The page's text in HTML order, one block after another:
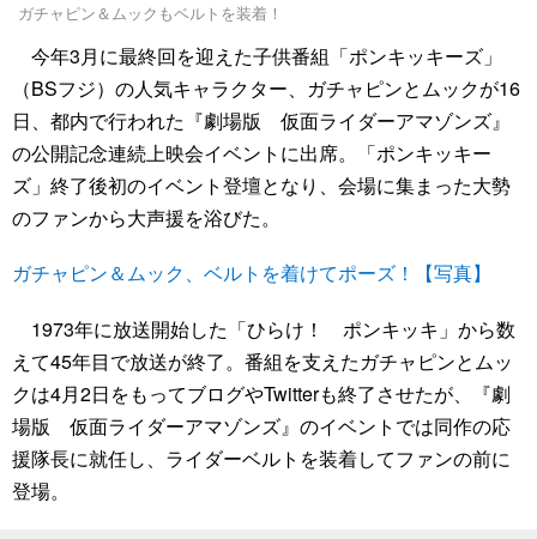
ガチャピン＆ムックもベルトを装着！
今年3月に最終回を迎えた子供番組「ポンキッキーズ」
（BSフジ）の人気キャラクター、ガチャピンとムックが16
日、都内で行われた『劇場版 仮面ライダーアマゾンズ』
の公開記念連続上映会イベントに出席。「ポンキッキー
ズ」終了後初のイベント登壇となり、会場に集まった大勢
のファンから大声援を浴びた。
ガチャピン＆ムック、ベルトを着けてポーズ！【写真】
1973年に放送開始した「ひらけ！ ポンキッキ」から数
えて45年目で放送が終了。番組を支えたガチャピンとムッ
クは4月2日をもってブログやTwitterも終了させたが、『劇
場版 仮面ライダーアマゾンズ』のイベントでは同作の応
援隊長に就任し、ライダーベルトを装着してファンの前に
登場。